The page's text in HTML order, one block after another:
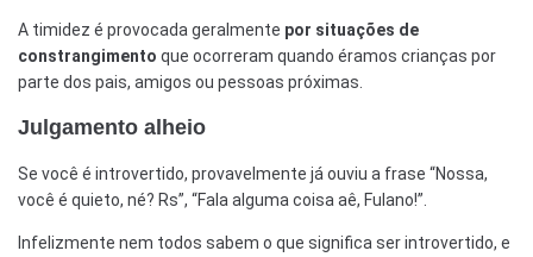
A timidez é provocada geralmente por situações de
constrangimento que ocorreram quando éramos crianças por
parte dos pais, amigos ou pessoas próximas.
Julgamento alheio
Se você é introvertido, provavelmente já ouviu a frase “Nossa,
você é quieto, né? Rs”, “Fala alguma coisa aê, Fulano!”.
Infelizmente nem todos sabem o que significa ser introvertido, e